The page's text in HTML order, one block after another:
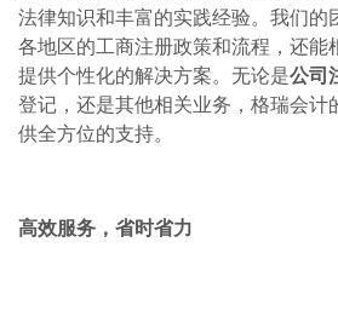
法律知识和丰富的实践经验。我们的
各地区的工商注册政策和流程，还能
提供个性化的解决方案。无论是公司
登记，还是其他相关业务，格瑞会计
供全方位的支持。
高效服务，省时省力